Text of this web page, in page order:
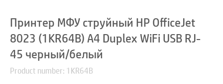
Принтер МФУ струйный HP OfficeJet
8023 (1KR64B) A4 Duplex WiFi USB RJ-
45 черный/белый
Product number: 1KR64B